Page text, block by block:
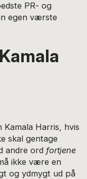
PR- og
egen værste
Kamala Harris, hvis
skal gentage
andre ordfortjene
ikke være en
og ydmygt ud på